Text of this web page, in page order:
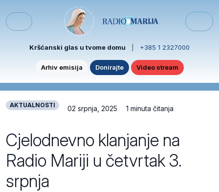
Menu
Kršćanski glas u tvome domu +385 1 2327000
Arhiv emisija Donirajte Video stream
AKTUALNOSTI 02 srpnja, 2025 1 minuta čitanja
Cjelodnevno klanjanje na
Radio Mariji u četvrtak 3.
srpnja